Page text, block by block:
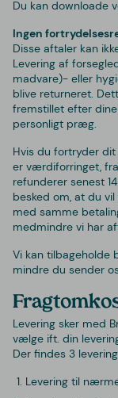
Du kan downloade
Ingen
Disse aftaler kan
Levering af
madvare)- eller
blive returneret.
fremstillet efter
personligt præg.
Hvis du fortryder dit
er værdiforringet,
refunderer senest
besked om, at du
med samme
medmindre vi har
Vi kan tilbageholde
mindre du sender
Levering sker med
vælge ift. din
Der findes 3
Levering til